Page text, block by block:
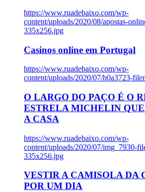
https://www.ruadebaixo.com/wp-
content/uploads/2020/08/apostas-
335x256.jpg
Casinos online em Portugal
https://www.ruadebaixo.com/wp-
content/uploads/2020/07/h0a3723-
O LARGO DO PAÇO É O
ESTRELA MICHELIN
A CASA
https://www.ruadebaixo.com/wp-
content/uploads/2020/07/img_7930-
335x256.jpg
VESTIR A CAMISOLA DA
POR UM DIA